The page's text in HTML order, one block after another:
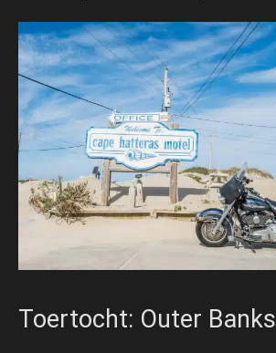
Toertocht: Outer Banks